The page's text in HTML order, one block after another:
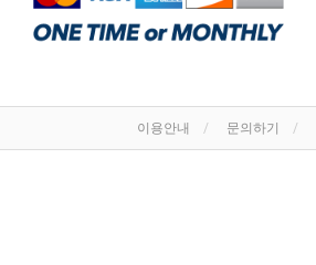
이용안내 문의하기